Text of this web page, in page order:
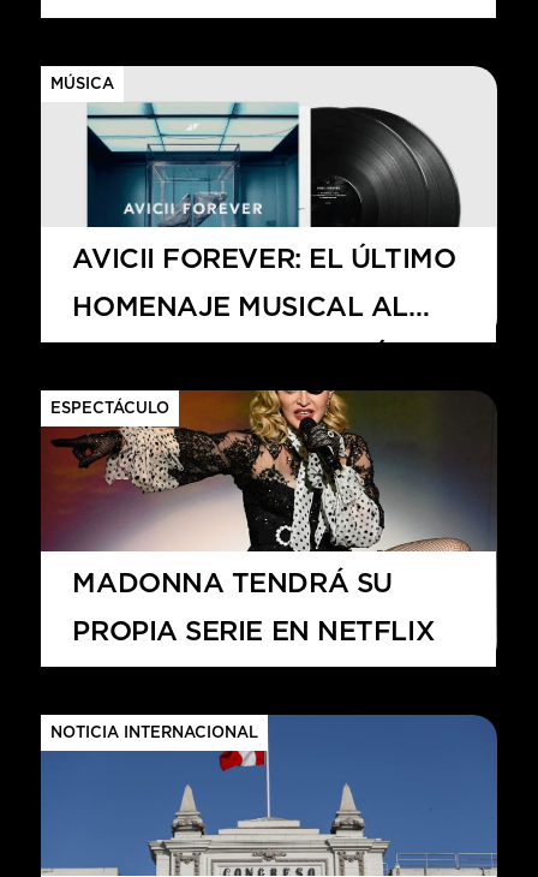
MÚSICA
AVICII FOREVER: EL ÚLTIMO
HOMENAJE MUSICAL AL
ESPECTÁCULO
MADONNA TENDRÁ SU
PROPIA SERIE EN NETFLIX
NOTICIA INTERNACIONAL